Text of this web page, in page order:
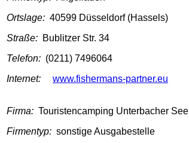
Ortslage: 40599 Düsseldorf (Hassels)
Straße: Bublitzer Str. 34
Telefon: (0211) 7496064
Internet:
www.fishermans-partner.eu
Firma: Touristencamping Unterbacher See
Firmentyp: sonstige Ausgabestelle